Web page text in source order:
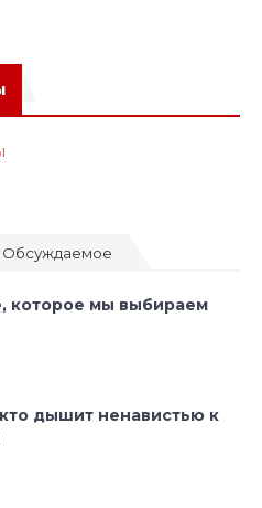
Обсуждаемое
которое мы выбираем
дышит ненавистью к